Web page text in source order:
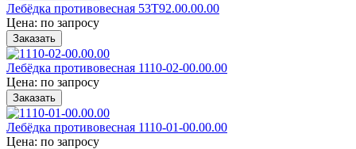
Лебёдка противовесная 53Т92.00.00.00
Цена: по запросу
Заказать
Лебёдка противовесная 1110-02-00.00.00
Цена: по запросу
Заказать
Лебёдка противовесная 1110-01-00.00.00
Цена: по запросу